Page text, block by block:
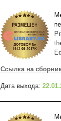
Ссылка на
Дата выхода: